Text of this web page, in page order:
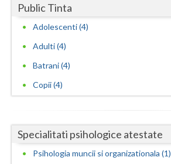
Public Tinta
Adolescenti (4)
Adulti (4)
Batrani (4)
Copii (4)
Specialitati psihologice atestate
Psihologia muncii si organizationala (1)